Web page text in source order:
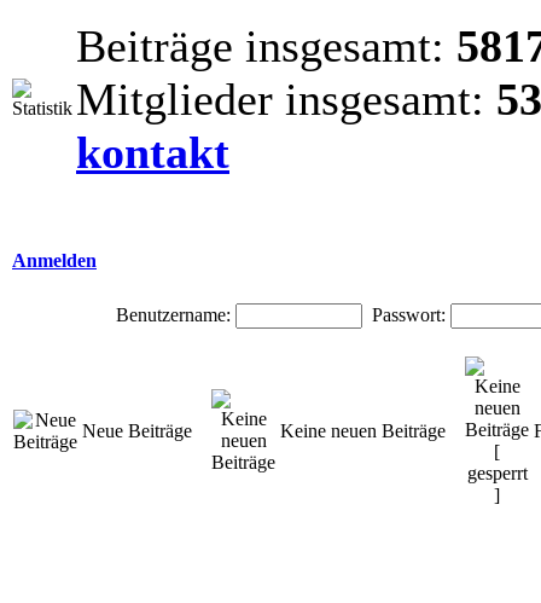
Beiträge insgesamt:
Mitglieder insgesamt:
kontakt
Anmelden
Benutzername: Passwort:
Neue Beiträge Keine neuen Beiträge